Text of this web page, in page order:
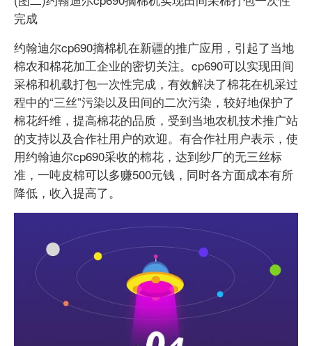
完成
约翰迪尔cp690摘棉机在新疆的推广应用，引起了当地
棉农和棉花加工企业的密切关注。cp690可以实现田间
采棉和机载打包一次性完成，有效解决了棉花在机采过
程中的“三丝”污染以及田间的二次污染，较好地保护了
棉花纤维，提高棉花的品质，受到当地农机技术推广站
的支持以及合作社用户的欢迎。有合作社用户表示，使
用约翰迪尔cp690采收的棉花，达到纱厂的无三丝标
准，一吨皮棉可以多赚500元钱，同时各方面成本有所
降低，收入提高了。